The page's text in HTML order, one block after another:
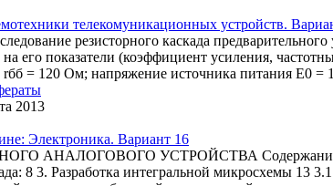
телекомуникационных устройств.
резисторного каскада
его показатели (коэффициент усиления,
= 120 Ом; напряжение источника питания E0 =
2013
Электроника. Вариант 16
АНАЛОГОВОГО УСТРОЙСТВА Содержание
8 3. Разработка интегральной микросхемы 13